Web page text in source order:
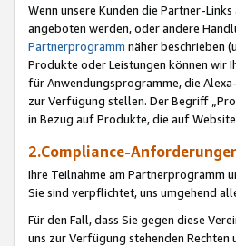
Wenn unsere Kunden die Partner-
angeboten werden, oder andere
Partnerprogramm näher beschrieben
Produkte oder Leistungen können wir
für Anwendungsprogramme, die
zur Verfügung stellen. Der Begriff
in Bezug auf Produkte, die auf
2.Compliance-
Ihre Teilnahme am Partnerprogramm
Sie sind verpflichtet, uns umgehend
Für den Fall, dass Sie gegen diese
uns zur Verfügung stehenden